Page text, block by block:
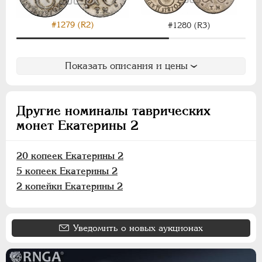
#1279 (R2) #1280 (R3)
Показать описания и цены
Другие номиналы таврических
монет Екатерины 2
20 копеек Екатерины 2
5 копеек Екатерины 2
2 копейки Екатерины 2
Уведомить о новых аукционах
АЛЕКСАНДР I
1801-1825
1826-1855
АЛЕКСАНДР III 1881-1894
ИНОСТРАННЫЕ 1768-1918